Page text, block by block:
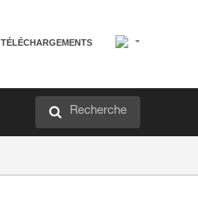
TÉLÉCHARGEMENTS
Recherche